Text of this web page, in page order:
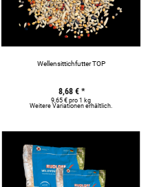
Wellensittichfutter TOP
8,68 €*
9,65 € pro 1 kg
Weitere Variationen erhältlich.